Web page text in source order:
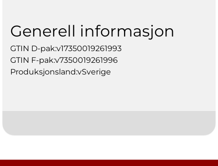
Generell informasjon
GTIN D-pak:v17350019261993
GTIN F-pak:v7350019261996
Produksjonsland:vSverige